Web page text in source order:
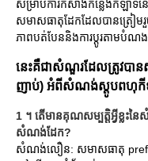
សម្រាប់ការកសាងកន្លែងកីឡាទំ
សមាសធាតុដែកដែលបានត្រៀមរួ
ភាពបត់បែននិងការប្តូរតាមបំ
នេះគឺជាសំណួរដែលត្រូវប
ញាប់) អំពីសំណង់ស្តូបពហុកី
1 ។ តើមានគុណសម្បត្តិអ្វីខ្លះ
សំណង់ដែក?
សំណង់លឿន: សមាសធាតុ